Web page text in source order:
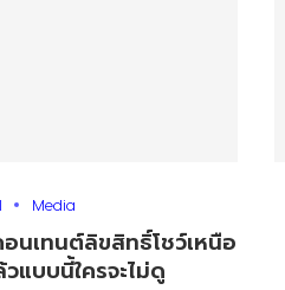
Media
นเทนต์ลิขสิทธิ์โชว์เหนือ
แบบนี้ใครจะไม่ดู